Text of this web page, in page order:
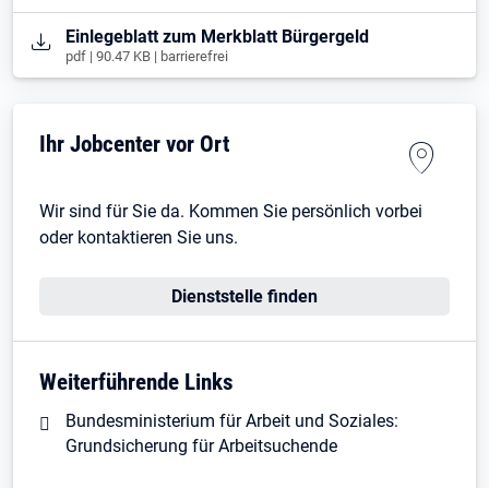
Öffnet in neuem Tab
Einlegeblatt zum Merkblatt Bürgergeld
pdf | 90.47 KB | barrierefrei
Ihr Jobcenter vor Ort
Wir sind für Sie da. Kommen Sie persönlich vorbei
oder kontaktieren Sie uns.
Dienststelle finden
Weiterführende Links
Bundesministerium für Arbeit und Soziales:
Grundsicherung für Arbeitsuchende